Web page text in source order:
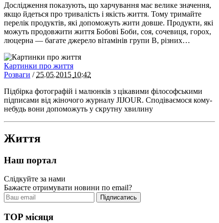
​Дослідження показують, що харчування має велике значення,
якщо йдеться про тривалість і якість життя. Тому тримайте
перелік продуктів, які допоможуть жити довше. Продукти, які
можуть продовжити життя Бобові Боби, соя, сочевиця, горох,
люцерна — багате джерело вітамінів групи B, різних…
Картинки про життя
Розваги / 25.05.2015 10:42
Підбірка фотографій і малюнків з цікавими філософськими
підписами від жіночого журналу JIJOUR. Сподіваємося кому-
небудь вони допоможуть у скрутну хвилину
Життя
Наш портал
Слідкуйте за нами
Бажаєте отримувати новини по email?
TOP місяця